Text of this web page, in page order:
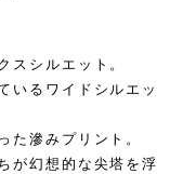
スシルエット。
いるワイドシルエッ
た滲みプリント。
が幻想的な尖塔を浮